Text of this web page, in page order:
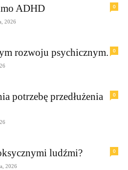
0
ADHD
2026
0
rozwoju psychicznym.
0
potrzebę przedłużenia
0
ludźmi?
2026